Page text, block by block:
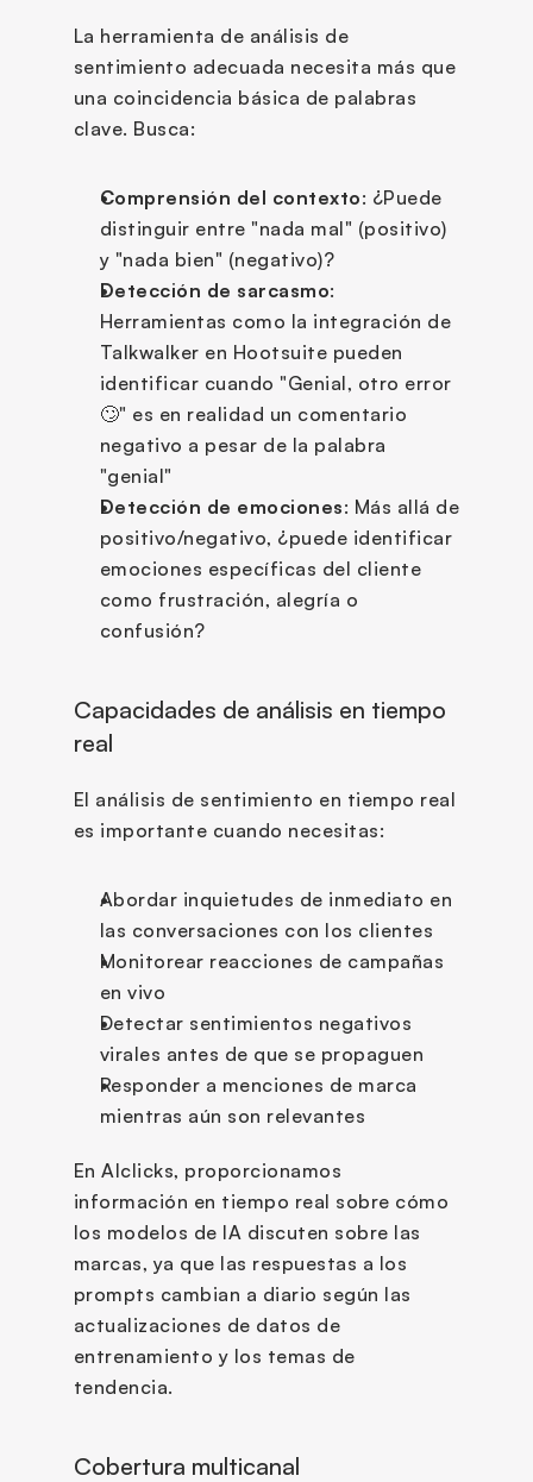
La herramienta de análisis de
sentimiento adecuada necesita más que
una coincidencia básica de palabras
clave. Busca:
Comprensión del contexto: ¿Puede
distinguir entre "nada mal" (positivo)
y "nada bien" (negativo)?
Detección de sarcasmo:
Herramientas como la integración de
Talkwalker en Hootsuite pueden
identificar cuando "Genial, otro error
🙄" es en realidad un comentario
negativo a pesar de la palabra
"genial"
Detección de emociones: Más allá de
positivo/negativo, ¿puede identificar
emociones específicas del cliente
como frustración, alegría o
confusión?
Capacidades de análisis en tiempo
real
El análisis de sentimiento en tiempo real
es importante cuando necesitas:
Abordar inquietudes de inmediato en
las conversaciones con los clientes
Monitorear reacciones de campañas
en vivo
Detectar sentimientos negativos
virales antes de que se propaguen
Responder a menciones de marca
mientras aún son relevantes
En AIclicks, proporcionamos
información en tiempo real sobre cómo
los modelos de IA discuten sobre las
marcas, ya que las respuestas a los
prompts cambian a diario según las
actualizaciones de datos de
entrenamiento y los temas de
tendencia.
Cobertura multicanal